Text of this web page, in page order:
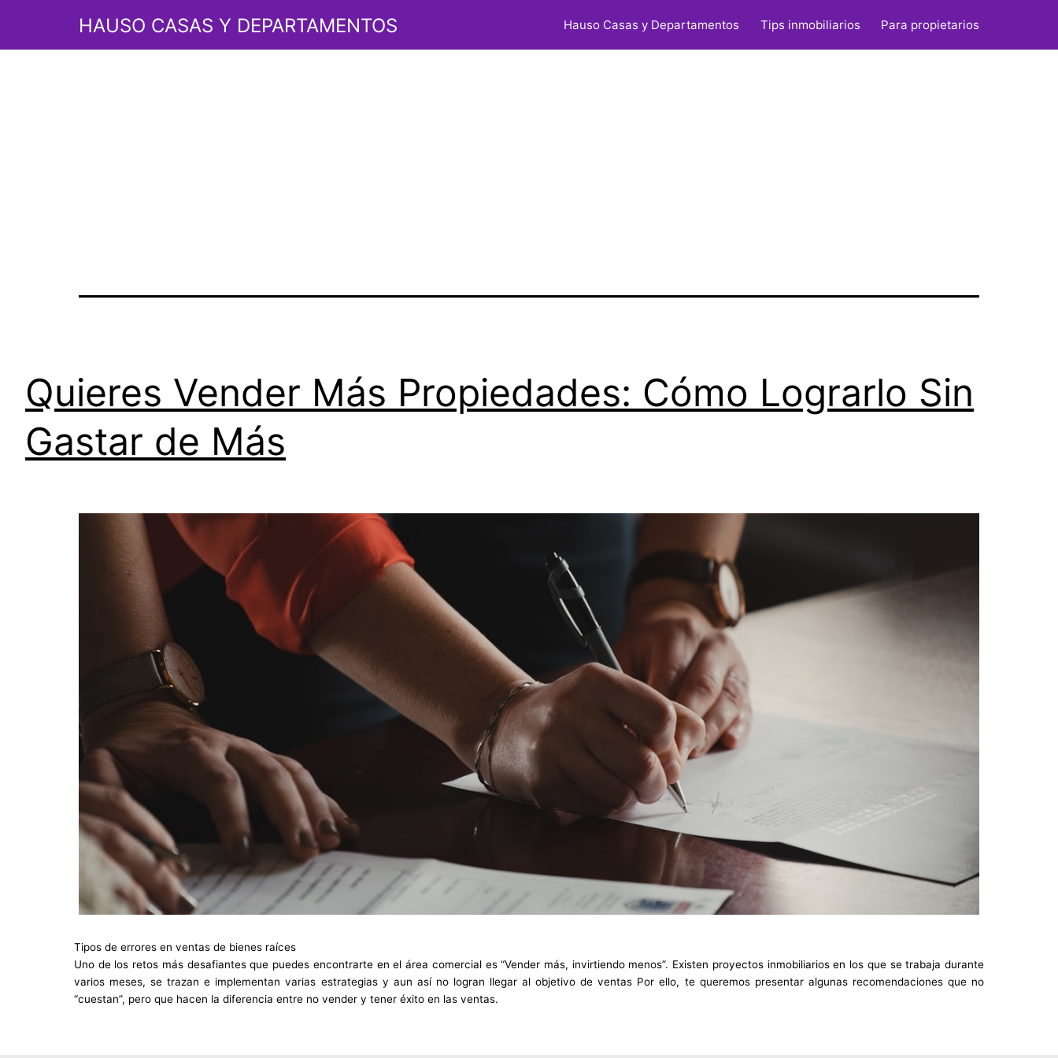
HAUSO CASAS Y DEPARTAMENTOS Hauso Casas y Departamentos Tips inmobiliarios Para propietarios
Etiqueta:Cómo mejorar
Quieres Vender Más Propiedades: Cómo Lograrlo Sin
Gastar de Más
Tipos de errores en ventas de bienes raíces
Uno de los retos más desafiantes que puedes encontrarte en el área comercial es “Vender más, invirtiendo menos”. Existen proyectos inmobiliarios en los que se trabaja durante
varios meses, se trazan e implementan varias estrategias y aun así no logran llegar al objetivo de ventas Por ello, te queremos presentar algunas recomendaciones que no
“cuestan”, pero que hacen la diferencia entre no vender y tener éxito en las ventas.